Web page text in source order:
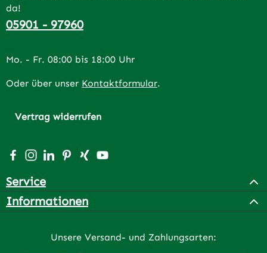
da!
05901 - 97960
Mo. - Fr. 08:00 bis 18:00 Uhr
Oder über unser Kontaktformular.
Vertrag widerrufen
Besuche uns auf Facebook – öffnet in neuem Tab
Schau auf Instagram vorbei – öffnet in neuem Tab
Vernetze dich mit uns auf LinkedIn – öffnet in
Lass dich auf Pinterest inspirieren – öffnet
Vernetze dich mit uns auf Xing – öffnet
Sieh dir unsere Videos auf YouTube
Service
Informationen
Unsere Versand- und Zahlungsarten: